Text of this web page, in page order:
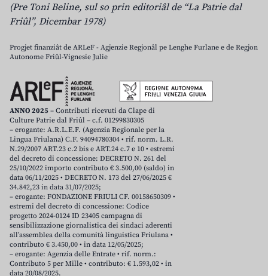
(Pre Toni Beline, sul so prin editoriâl de “La Patrie dal
Friûl”, Dicembar 1978)
Progjet finanziât de ARLeF - Agjenzie Regjonâl pe Lenghe Furlane e de Regjon
Autonome Friûl-Vignesie Julie
ANNO 2025 – Contributi ricevuti da Clape di
Culture Patrie dal Friûl – c.f. 01299830305
– erogante: A.R.L.E.F. (Agenzia Regionale per la
Lingua Friulana) C.F. 94094780304 • rif. norm. L.R.
N.29/2007 ART.23 c.2 bis e ART.24 c.7 e 10 • estremi
del decreto di concessione: DECRETO N. 261 del
25/10/2022 importo contributo € 3.500,00 (saldo) in
data 06/11/2025 • DECRETO N. 173 del 27/06/2025 €
34.842,23 in data 31/07/2025;
– erogante: FONDAZIONE FRIULI CF. 00158650309 •
estremi del decreto di concessione: Codice
progetto 2024-0124 ID 23405 campagna di
sensibilizzazione giornalistica dei sindaci aderenti
all’assemblea della comunità linguistica Friulana •
contributo € 3.450,00 • in data 12/05/2025;
– erogante: Agenzia delle Entrate • rif. norm.:
Contributo 5 per Mille • contributo: € 1.593,02 • in
data 20/08/2025.